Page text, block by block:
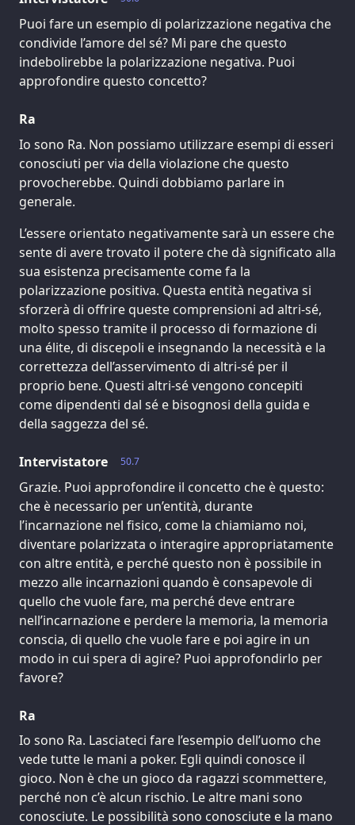
Puoi fare un esempio di polarizzazione negativa che
condivide l’amore del sé? Mi pare che questo
indebolirebbe la polarizzazione negativa. Puoi
approfondire questo concetto?
Ra
Io sono Ra. Non possiamo utilizzare esempi di esseri
conosciuti per via della violazione che questo
provocherebbe. Quindi dobbiamo parlare in
generale.
L’essere orientato negativamente sarà un essere che
sente di avere trovato il potere che dà significato alla
sua esistenza precisamente come fa la
polarizzazione positiva. Questa entità negativa si
sforzerà di offrire queste comprensioni ad altri-sé,
molto spesso tramite il processo di formazione di
una élite, di discepoli e insegnando la necessità e la
correttezza dell’asservimento di altri-sé per il
proprio bene. Questi altri-sé vengono concepiti
come dipendenti dal sé e bisognosi della guida e
della saggezza del sé.
50.7
Intervistatore
Grazie. Puoi approfondire il concetto che è questo:
che è necessario per un’entità, durante
l’incarnazione nel fisico, come la chiamiamo noi,
diventare polarizzata o interagire appropriatamente
con altre entità, e perché questo non è possibile in
mezzo alle incarnazioni quando è consapevole di
quello che vuole fare, ma perché deve entrare
nell’incarnazione e perdere la memoria, la memoria
conscia, di quello che vuole fare e poi agire in un
modo in cui spera di agire? Puoi approfondirlo per
favore?
Ra
Io sono Ra. Lasciateci fare l’esempio dell’uomo che
vede tutte le mani a poker. Egli quindi conosce il
gioco. Non è che un gioco da ragazzi scommettere,
perché non c’è alcun rischio. Le altre mani sono
conosciute. Le possibilità sono conosciute e la mano